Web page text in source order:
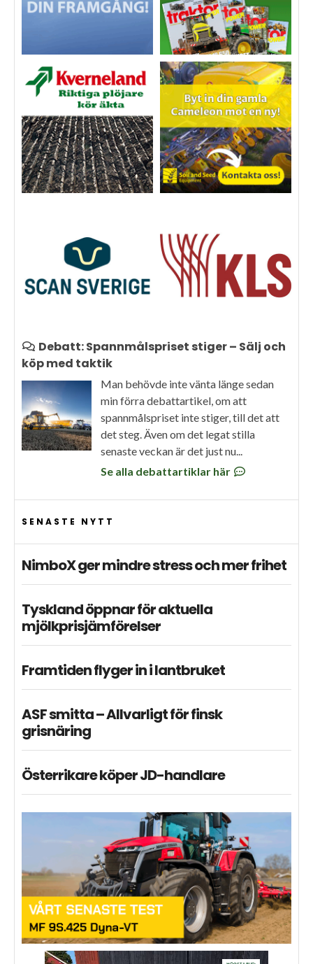
Debatt: Spannmålspriset stiger – Sälj och
köp med taktik
Man behövde inte vänta länge sedan
min förra debattartikel, om att
spannmålspriset inte stiger, till det att
det steg. Även om det legat stilla
senaste veckan är det just nu...
Se alla debattartiklar här
SENASTE NYTT
NimboX ger mindre stress och mer frihet
Tyskland öppnar för aktuella
mjölkprisjämförelser
Framtiden flyger in i lantbruket
ASF smitta – Allvarligt för finsk
grisnäring
Österrikare köper JD-handlare